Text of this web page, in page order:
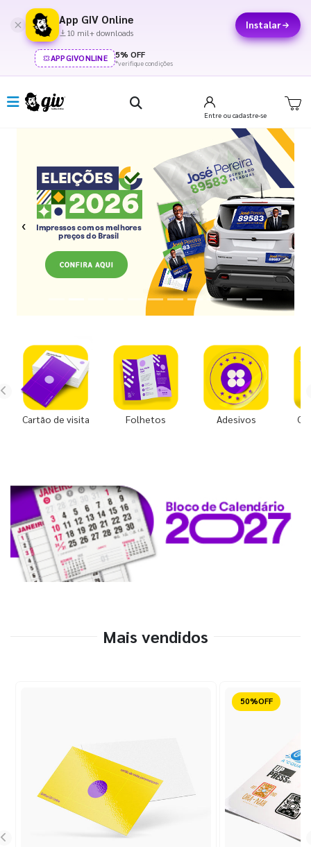
App GIV Online
10 mil+ downloads
Instalar
APPGIVONLINE 5% OFF
*verifique condições
Entre ou cadastre-se
Previous Next
Cartão de visita Folhetos Adesivos
Mais vendidos
Reduzido